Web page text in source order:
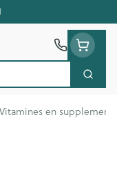
Zoek
Vitamines en